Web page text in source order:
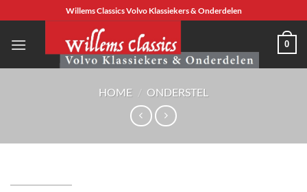
naar
inhoud
Willems Classics Volvo Klassiekers & Onderdelen
0
HOME / ONDERSTEL